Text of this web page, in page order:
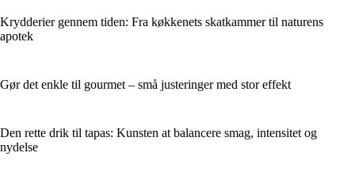
Krydderier gennem tiden: Fra køkkenets skatkammer til naturens
apotek
Gør det enkle til gourmet – små justeringer med stor effekt
Den rette drik til tapas: Kunsten at balancere smag, intensitet og
nydelse